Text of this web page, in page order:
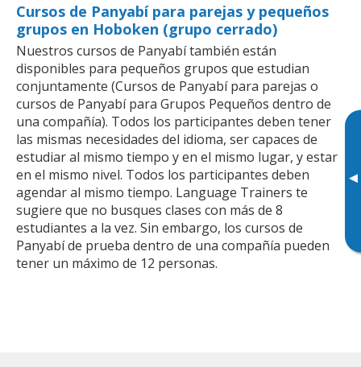
▸
Cursos de Panyabí para parejas y pequeños
grupos en Hoboken (grupo cerrado)
Nuestros cursos de Panyabí también están
disponibles para pequeños grupos que estudian
conjuntamente (Cursos de Panyabí para parejas o
cursos de Panyabí para Grupos Pequeños dentro de
una compañía). Todos los participantes deben tener
las mismas necesidades del idioma, ser capaces de
estudiar al mismo tiempo y en el mismo lugar, y estar
en el mismo nivel. Todos los participantes deben
agendar al mismo tiempo. Language Trainers te
sugiere que no busques clases con más de 8
estudiantes a la vez. Sin embargo, los cursos de
Panyabí de prueba dentro de una compañía pueden
tener un máximo de 12 personas.